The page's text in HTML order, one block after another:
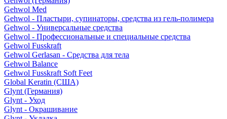
Gehwol Med
Gehwol - Пластыри, супинаторы, средства из гель-полимера
Gehwol - Универсальные средства
Gehwol - Профессиональные и специальные средства
Gehwol Fusskraft
Gehwol Gerlasan - Средства для тела
Gehwol Balance
Gehwol Fusskraft Soft Feet
Global Keratin (США)
Glynt (Германия)
Glynt - Уход
Glynt - Окрашивание